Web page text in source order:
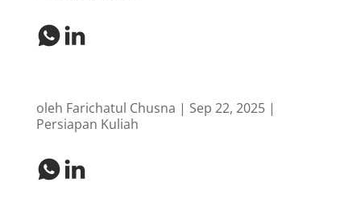
oleh Farichatul Chusna | Sep 22, 2025|
Persiapan Kuliah